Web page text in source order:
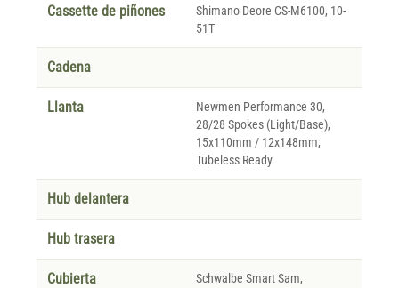
Cassette de piñones
Shimano Deore CS-M6100, 10-
51T
Cadena
Llanta
Newmen Performance 30,
28/28 Spokes (Light/Base),
15x110mm / 12x148mm,
Tubeless Ready
Hub delantera
Hub trasera
Cubierta
Schwalbe Smart Sam,